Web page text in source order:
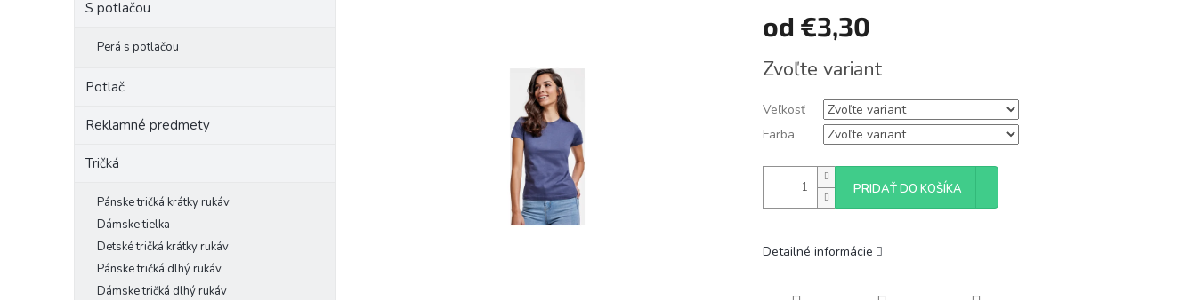
S potlačou
Perá s potlačou
Potlač
Reklamné predmety
Tričká
Pánske tričká krátky rukáv
Dámske tielka
Detské tričká krátky rukáv
Pánske tričká dlhý rukáv
Dámske tričká dlhý rukáv
od €3,30
cena:
Zvoľte variant
Veľkosť
Farba
PRIDAŤ DO KOŠÍKA
Detailné informácie